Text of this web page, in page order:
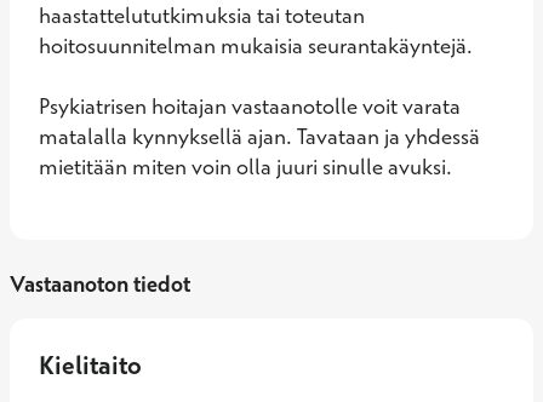
haastattelututkimuksia tai toteutan
hoitosuunnitelman mukaisia seurantakäyntejä.
Psykiatrisen hoitajan vastaanotolle voit varata
matalalla kynnyksellä ajan. Tavataan ja yhdessä
mietitään miten voin olla juuri sinulle avuksi.
Vastaanoton tiedot
Kielitaito